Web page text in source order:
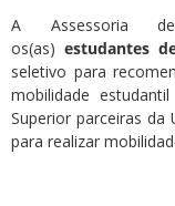
A Assessoria de
os(as) estudantes
seletivo para
mobilidade
Superior parceiras da
para realizar